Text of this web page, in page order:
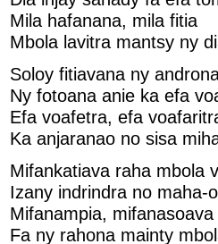
Mila hafanana, mila fitia
Mbola lavitra mantsy ny
Soloy fitiavana ny
Ny fotoana anie ka efa
Efa voafetra, efa
Ka anjaranao no sisa
Mifankatiava raha mbola
Izany indrindra no maha-
Mifanampia, mifanasoava
Fa ny rahona mainty